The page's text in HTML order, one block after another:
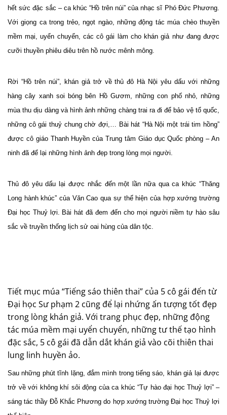
hết sức đặc sắc – ca khúc “Hồ trên núi” của nhạc sĩ Phó Đức Phương.
Với giọng ca trong trẻo, ngọt ngào, những động tác múa chèo thuyền
mềm mại, uyển chuyển, các cô gái làm cho khán giả như đang được
cưỡi thuyền phiêu diêu trên hồ nước mênh mông.
Rời “Hồ trên núi”, khán giả trở về thủ đô Hà Nội yêu dấu với những
hàng cây xanh soi bóng bên Hồ Gươm, những con phố nhỏ, những
mùa thu dịu dàng và hình ảnh những chàng trai ra đi để bảo vệ tổ quốc,
những cô gái thuỷ chung chờ đợi,… Bài hát “Hà Nội một trái tim hồng”
được cô giáo Thanh Huyền của Trung tâm Giáo dục Quốc phòng – An
ninh đã để lại những hình ảnh đẹp trong lòng mọi người.
Thủ đô yêu dấu lại được nhắc đến một lần nữa qua ca khúc “Thăng
Long hành khúc” của Văn Cao qua sự thể hiện của hợp xướng trường
Đại học Thuỷ lợi. Bài hát đã đem đến cho mọi người niềm tự hào sâu
sắc về truyền thống lịch sử oai hùng của dân tộc.
Tiết mục múa “Tiếng sáo thiên thai” của 5 cô gái đến từ
Đại học Sư phạm 2 cũng để lại nhứng ấn tượng tốt đẹp
trong lòng khán giả. Với trang phục đẹp, những động
tác múa mềm mại uyển chuyển, những tư thế tạo hình
đặc sắc, 5 cô gái đã dẫn dắt khán giả vào cõi thiên thai
lung linh huyền ảo.
Sau những phút tĩnh lặng, đắm mình trong tiếng sáo, khán giả lại được
trở về với không khí sôi động của ca khúc “Tự hào đại học Thuỷ lợi” –
sáng tác thầy Đỗ Khắc Phương do hợp xướng trường Đại học Thuỷ lợi